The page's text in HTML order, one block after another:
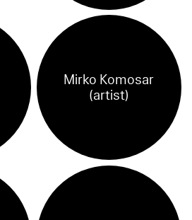
Mirko Komosar
(artist)